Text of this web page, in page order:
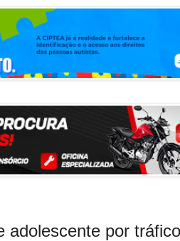
adolescente por